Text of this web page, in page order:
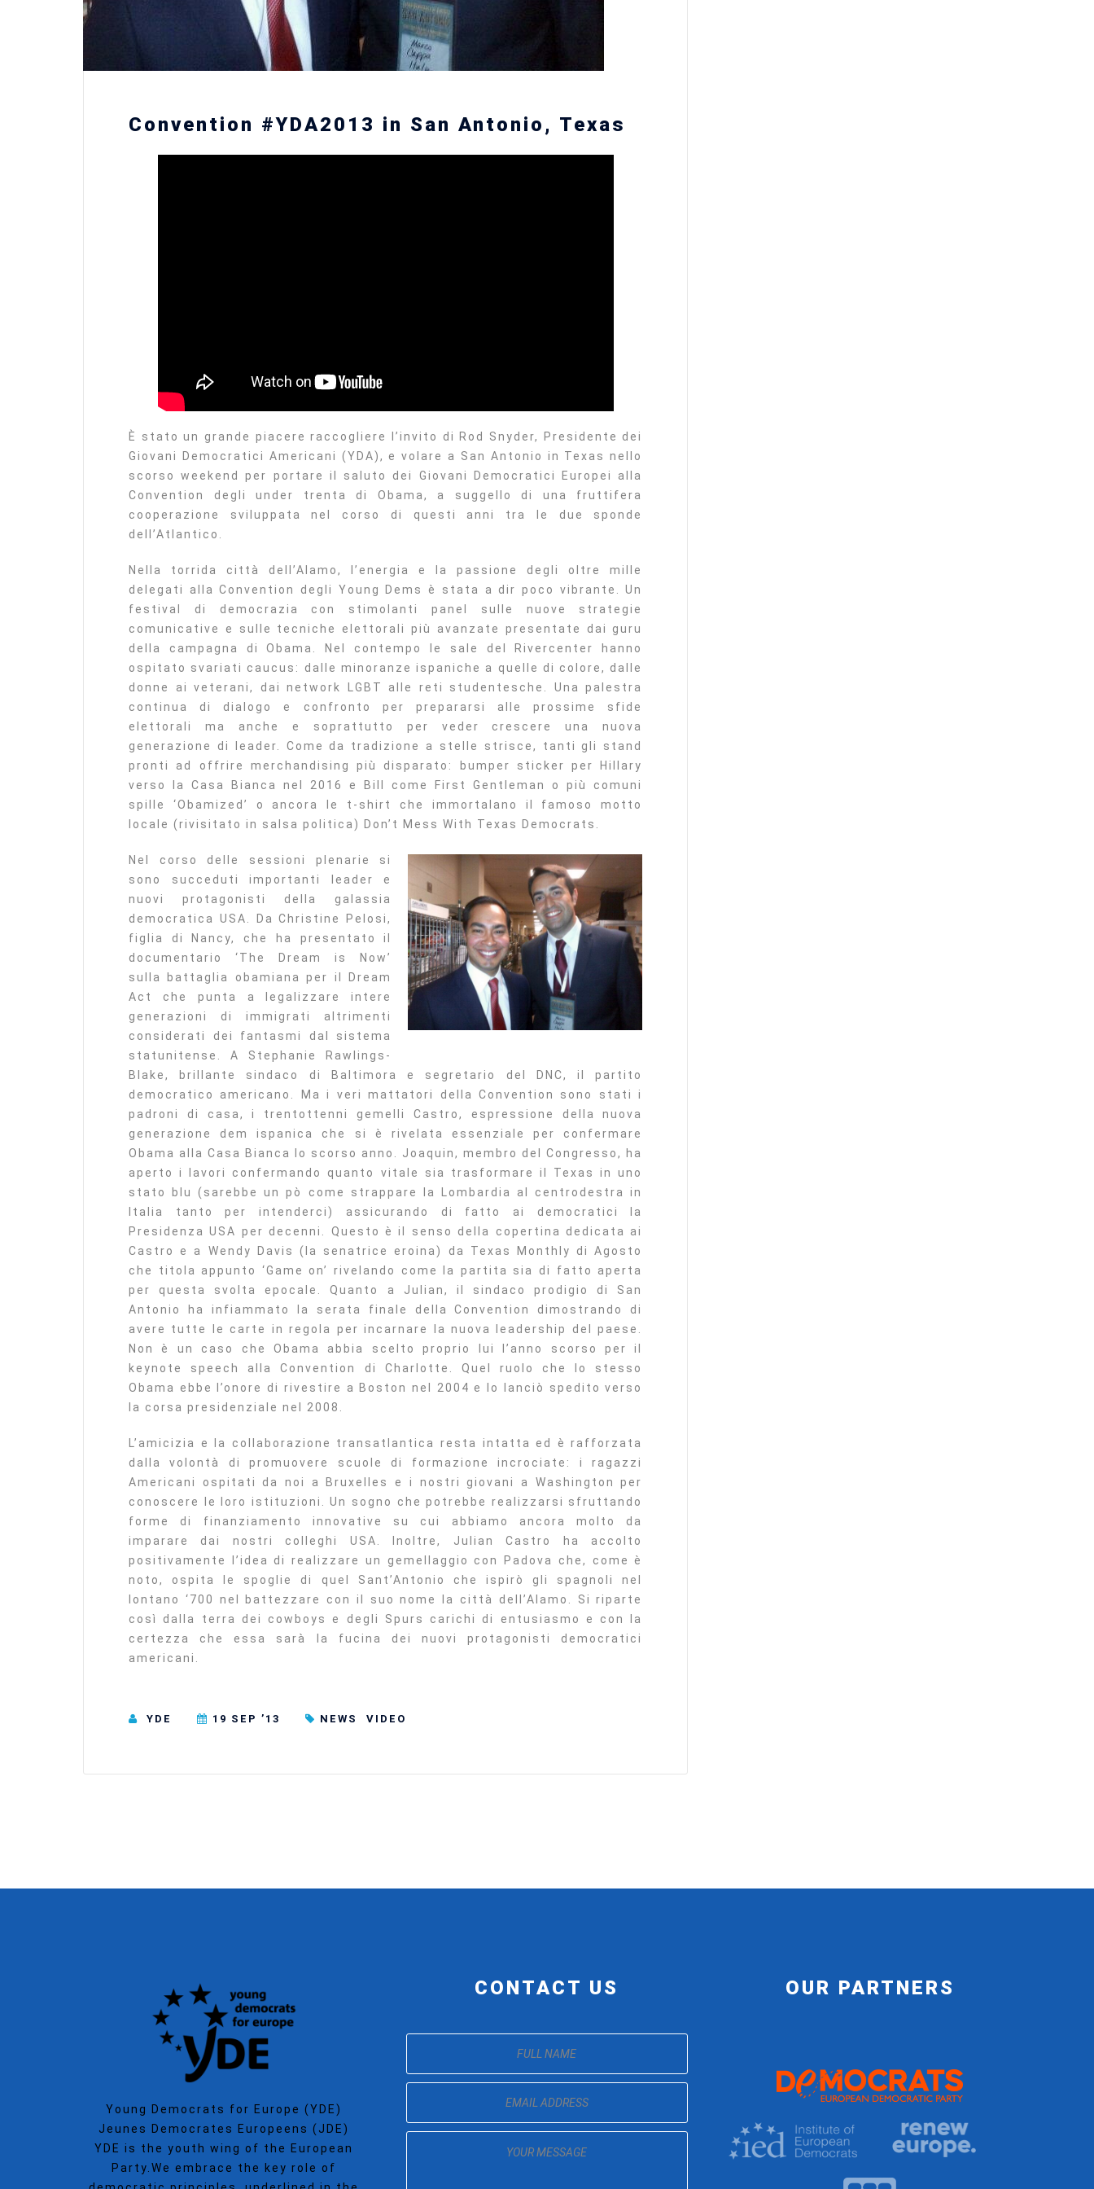
Convention #YDA2013 in San Antonio, Texas
È stato un grande piacere raccogliere l’invito di Rod Snyder, Presidente dei
Giovani Democratici Americani (YDA), e volare a San Antonio in Texas nello
scorso weekend per portare il saluto dei Giovani Democratici Europei alla
Convention degli under trenta di Obama, a suggello di una fruttifera
cooperazione sviluppata nel corso di questi anni tra le due sponde
dell’Atlantico.
Nella torrida città dell’Alamo, l’energia e la passione degli oltre mille
delegati alla Convention degli Young Dems è stata a dir poco vibrante. Un
festival di democrazia con stimolanti panel sulle nuove strategie
comunicative e sulle tecniche elettorali più avanzate presentate dai guru
della campagna di Obama. Nel contempo le sale del Rivercenter hanno
ospitato svariati caucus: dalle minoranze ispaniche a quelle di colore, dalle
donne ai veterani, dai network LGBT alle reti studentesche. Una palestra
continua di dialogo e confronto per prepararsi alle prossime sfide
elettorali ma anche e soprattutto per veder crescere una nuova
generazione di leader. Come da tradizione a stelle strisce, tanti gli stand
pronti ad offrire merchandising più disparato: bumper sticker per Hillary
verso la Casa Bianca nel 2016 e Bill come First Gentleman o più comuni
spille ‘Obamized’ o ancora le t-shirt che immortalano il famoso motto
locale (rivisitato in salsa politica) Don’t Mess With Texas Democrats.
Nel corso delle sessioni plenarie si
sono succeduti importanti leader e
nuovi protagonisti della galassia
democratica USA. Da Christine Pelosi,
figlia di Nancy, che ha presentato il
documentario ‘The Dream is Now’
sulla battaglia obamiana per il Dream
Act che punta a legalizzare intere
generazioni di immigrati altrimenti
considerati dei fantasmi dal sistema
statunitense. A Stephanie Rawlings-
Blake, brillante sindaco di Baltimora e segretario del DNC, il partito
democratico americano. Ma i veri mattatori della Convention sono stati i
padroni di casa, i trentottenni gemelli Castro, espressione della nuova
generazione dem ispanica che si è rivelata essenziale per confermare
Obama alla Casa Bianca lo scorso anno. Joaquin, membro del Congresso, ha
aperto i lavori confermando quanto vitale sia trasformare il Texas in uno
stato blu (sarebbe un pò come strappare la Lombardia al centrodestra in
Italia tanto per intenderci) assicurando di fatto ai democratici la
Presidenza USA per decenni. Questo è il senso della copertina dedicata ai
Castro e a Wendy Davis (la senatrice eroina) da Texas Monthly di Agosto
che titola appunto ‘Game on’ rivelando come la partita sia di fatto aperta
per questa svolta epocale. Quanto a Julian, il sindaco prodigio di San
Antonio ha infiammato la serata finale della Convention dimostrando di
avere tutte le carte in regola per incarnare la nuova leadership del paese.
Non è un caso che Obama abbia scelto proprio lui l’anno scorso per il
keynote speech alla Convention di Charlotte. Quel ruolo che lo stesso
Obama ebbe l’onore di rivestire a Boston nel 2004 e lo lanciò spedito verso
la corsa presidenziale nel 2008.
L’amicizia e la collaborazione transatlantica resta intatta ed è rafforzata
dalla volontà di promuovere scuole di formazione incrociate: i ragazzi
Americani ospitati da noi a Bruxelles e i nostri giovani a Washington per
conoscere le loro istituzioni. Un sogno che potrebbe realizzarsi sfruttando
forme di finanziamento innovative su cui abbiamo ancora molto da
imparare dai nostri colleghi USA. Inoltre, Julian Castro ha accolto
positivamente l’idea di realizzare un gemellaggio con Padova che, come è
noto, ospita le spoglie di quel Sant’Antonio che ispirò gli spagnoli nel
lontano ‘700 nel battezzare con il suo nome la città dell’Alamo. Si riparte
così dalla terra dei cowboys e degli Spurs carichi di entusiasmo e con la
certezza che essa sarà la fucina dei nuovi protagonisti democratici
americani.
YDE 19 SEP ’13 NEWS VIDEO
Young Democrats for Europe (YDE)
Jeunes Democrates Europeens (JDE)
YDE is the youth wing of the European
Party.We embrace the key role of
CONTACT US OUR PARTNERS